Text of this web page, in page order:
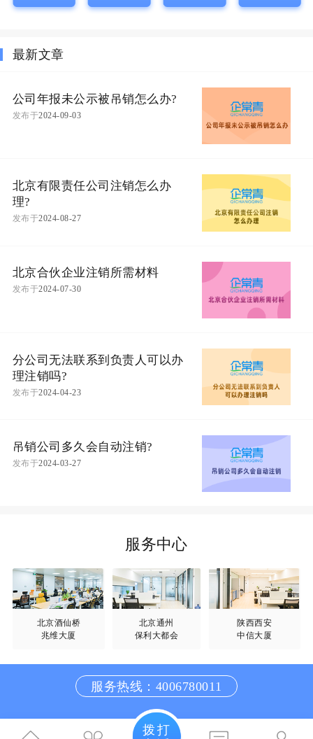
拨打
最新文章
公司年报未公示被吊销怎么办?
发布于2024-09-03
北京有限责任公司注销怎么办
理?
发布于2024-08-27
北京合伙企业注销所需材料
发布于2024-07-30
分公司无法联系到负责人可以办
理注销吗?
发布于2024-04-23
吊销公司多久会自动注销?
发布于2024-03-27
服务中心
北京酒仙桥
兆维大厦
北京通州
保利大都会
陕西西安
中信大厦
服务热线：4006780011